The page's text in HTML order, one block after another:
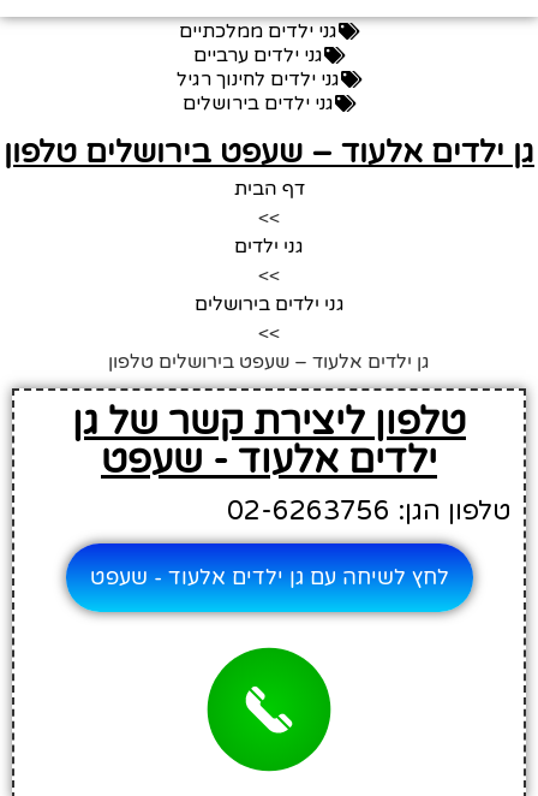
גני ילדים ממלכתיים
גני ילדים ערביים
גני ילדים לחינוך רגיל
גני ילדים בירושלים
ילדים אלעוד – שעפט בירושלים טלפון
דף הבית
>>
גני ילדים
>>
גני ילדים בירושלים
>>
גן ילדים אלעוד – שעפט בירושלים טלפון
טלפון ליצירת קשר של גן
ילדים אלעוד - שעפט
טלפון הגן: 02-6263756
לחץ לשיחה עם גן ילדים אלעוד - שעפט